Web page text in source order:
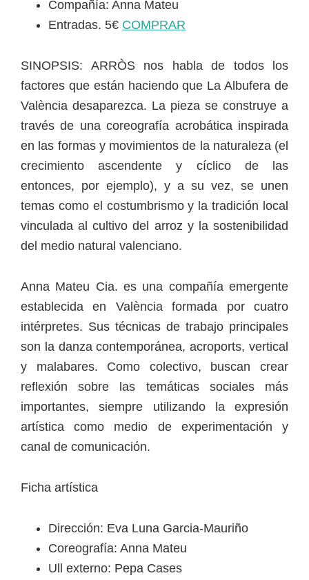
Compañía: Anna Mateu
Entradas. 5€ COMPRAR
SINOPSIS: ARRÒS nos habla de todos los
factores que están haciendo que La Albufera de
València desaparezca. La pieza se construye a
través de una coreografía acrobática inspirada
en las formas y movimientos de la naturaleza (el
crecimiento ascendente y cíclico de las
entonces, por ejemplo), y a su vez, se unen
temas como el costumbrismo y la tradición local
vinculada al cultivo del arroz y la sostenibilidad
del medio natural valenciano.
Anna Mateu Cia. es una compañía emergente
establecida en València formada por cuatro
intérpretes. Sus técnicas de trabajo principales
son la danza contemporánea, acroports, vertical
y malabares. Como colectivo, buscan crear
reflexión sobre las temáticas sociales más
importantes, siempre utilizando la expresión
artística como medio de experimentación y
canal de comunicación.
Ficha artística
Dirección: Eva Luna Garcia-Mauriño
Coreografía: Anna Mateu
Ull externo: Pepa Cases